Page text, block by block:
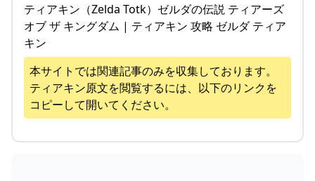
ティアキン（Zelda Totk）ゼルダの伝説 ティアーズ
オブ ザ キングダム | ティアキン 攻略 ゼルダ ティア
キン
本サイトでは関連記事のみを収集しております。
ティアキン原文を閲覧するには、以下のリンクを
コピーして開いてください。